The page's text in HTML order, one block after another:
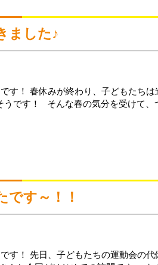
ました♪
す！ 春休みが終わり、子どもたち
うです！ そんな春の気分を受け
です～！！
す！ 先日、子どもたちの運動会の